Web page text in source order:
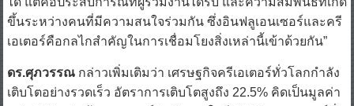
ขึ้นระหว่างคนที่มีความสนใจร่วมกัน ซึ่งอินฟลูเอนเซอร์และครี
เอเตอร์คือกลไกสำคัญในการเชื่อมโยงสิ่งเหล่านี้เข้าด้วยกัน”
เติบโตอย่างรวดเร็ว อัตราการเติบโตสูงถึง 22.5% คิดเป็นมูลค่า
กว่า 5.28 แสนล้านดอลลาร์สหรัฐภายในปี 2030 และแบรนด์ทั่ว